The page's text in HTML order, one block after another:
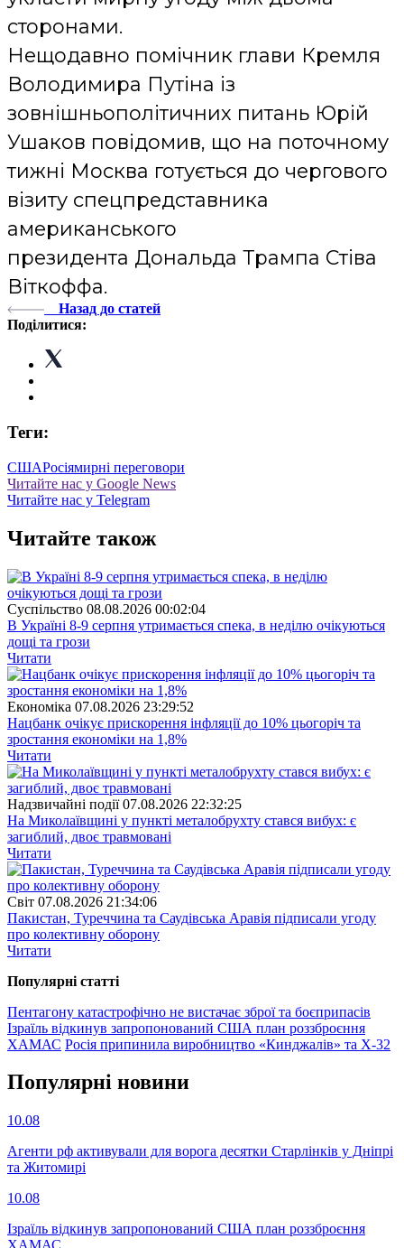
сторонами.
Нещодавно помічник глави Кремля
Володимира Путіна із
зовнішньополітичних питань Юрій
Ушаков повідомив, що на поточному
тижні Москва готується до чергового
візиту спецпредставника
американського
президента Дональда Трампа Стіва
Віткоффа.
Назад до статей
Поділитися:
Теги:
СШАРосіямирні переговори
Читайте нас у Google News
Читайте нас у Telegram
Читайте також
Суспiльство 08.08.2026 00:02:04
В Україні 8-9 серпня утримається спека, в неділю очікуються
дощі та грози
Читати
Економіка 07.08.2026 23:29:52
Нацбанк очікує прискорення інфляції до 10% цьогоріч та
зростання економіки на 1,8%
Читати
Надзвичайні події 07.08.2026 22:32:25
На Миколаївщині у пункті металобрухту стався вибух: є
загиблий, двоє травмовані
Читати
Свiт 07.08.2026 21:34:06
Пакистан, Туреччина та Саудівська Аравія підписали угоду
про колективну оборону
Читати
Популярнi статтi
Пентагону катастрофічно не вистачає зброї та боєприпасів
Ізраїль відкинув запропонований США план роззброєння
ХАМАС Росія припинила виробництво «Кинджалів» та Х-32
Популярнi новини
10.08
Агенти рф активували для ворога десятки Старлінків у Дніпрі
та Житомирі
10.08
Ізраїль відкинув запропонований США план роззброєння